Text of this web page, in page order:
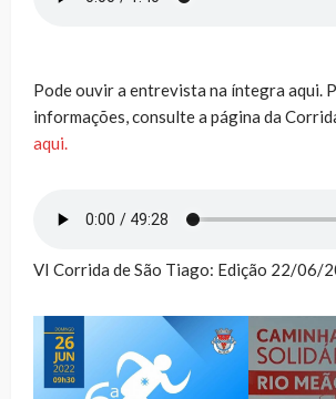
Pode ouvir a entrevista na íntegra aqui.
informações, consulte a página da
aqui.
VI Corrida de São Tiago: Edição 22/06/